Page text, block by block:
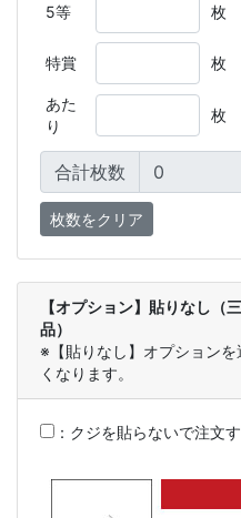
5等 枚
特賞 枚
あた
り
枚
合計枚数
【オプション】貼りなし（
品）
※【貼りなし】オプション
くなります。
： クジを貼らないで注文